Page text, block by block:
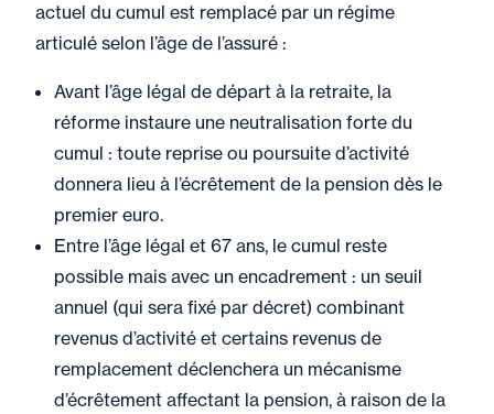
actuel du cumul est remplacé par un régime
articulé selon l’âge de l’assuré :
Avant l’âge légal de départ à la retraite, la
réforme instaure une neutralisation forte du
cumul : toute reprise ou poursuite d’activité
donnera lieu à l’écrêtement de la pension dès le
premier euro.
Entre l’âge légal et 67 ans, le cumul reste
possible mais avec un encadrement : un seuil
annuel (qui sera fixé par décret) combinant
revenus d’activité et certains revenus de
remplacement déclenchera un mécanisme
d’écrêtement affectant la pension, à raison de la